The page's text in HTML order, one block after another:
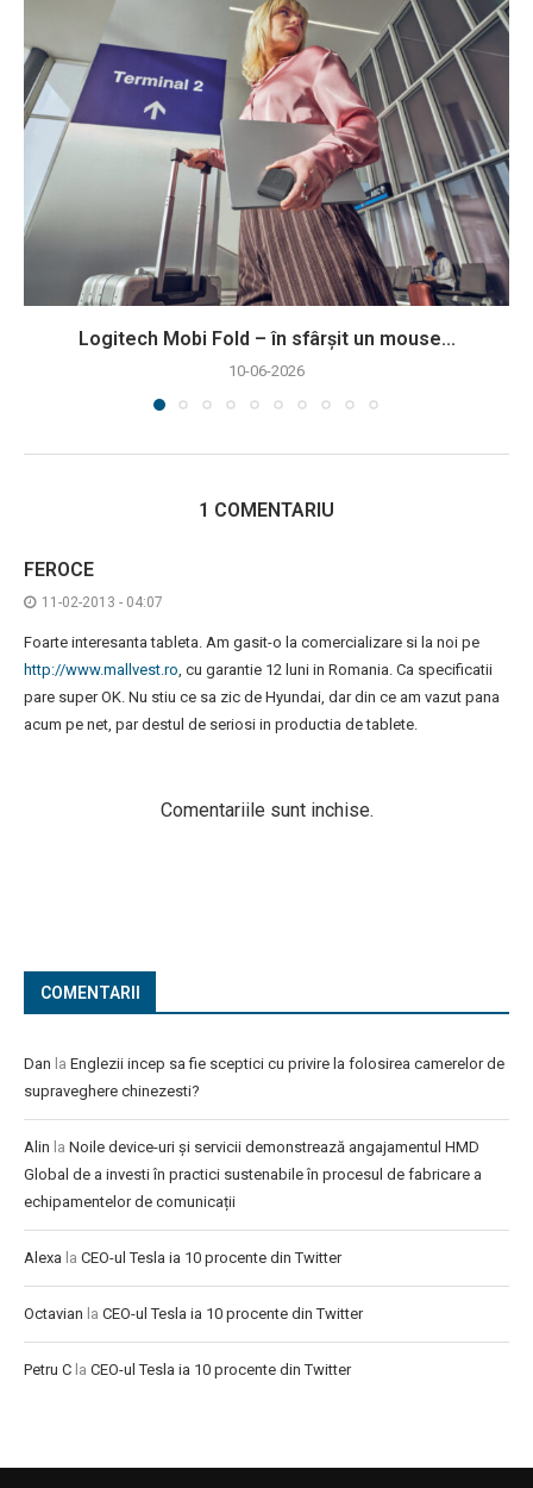
Logitech Mobi Fold – în sfârșit un mouse...
10-06-2026
1 COMENTARIU
FEROCE
11-02-2013 - 04:07
Foarte interesanta tableta. Am gasit-o la comercializare si la noi pe
http://www.mallvest.ro, cu garantie 12 luni in Romania. Ca specificatii
pare super OK. Nu stiu ce sa zic de Hyundai, dar din ce am vazut pana
acum pe net, par destul de seriosi in productia de tablete.
Comentariile sunt inchise.
COMENTARII
Dan la Englezii incep sa fie sceptici cu privire la folosirea camerelor de
supraveghere chinezesti?
Alin la Noile device-uri și servicii demonstrează angajamentul HMD
Global de a investi în practici sustenabile în procesul de fabricare a
echipamentelor de comunicații
Alexa la CEO-ul Tesla ia 10 procente din Twitter
Octavian la CEO-ul Tesla ia 10 procente din Twitter
Petru C la CEO-ul Tesla ia 10 procente din Twitter